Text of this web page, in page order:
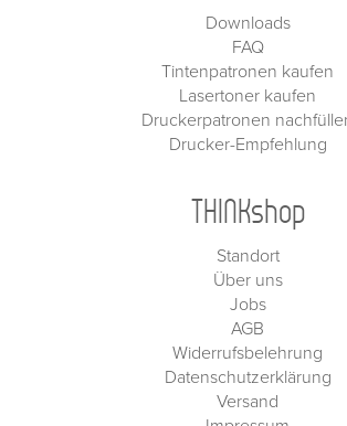
Downloads
FAQ
Tintenpatronen kaufen
Lasertoner kaufen
Druckerpatronen
Drucker-Empfehlung
THINKshop
Standort
Über uns
Jobs
AGB
Widerrufsbelehrung
Datenschutzerklärung
Versand